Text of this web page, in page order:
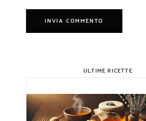
ULTIME RICETTE